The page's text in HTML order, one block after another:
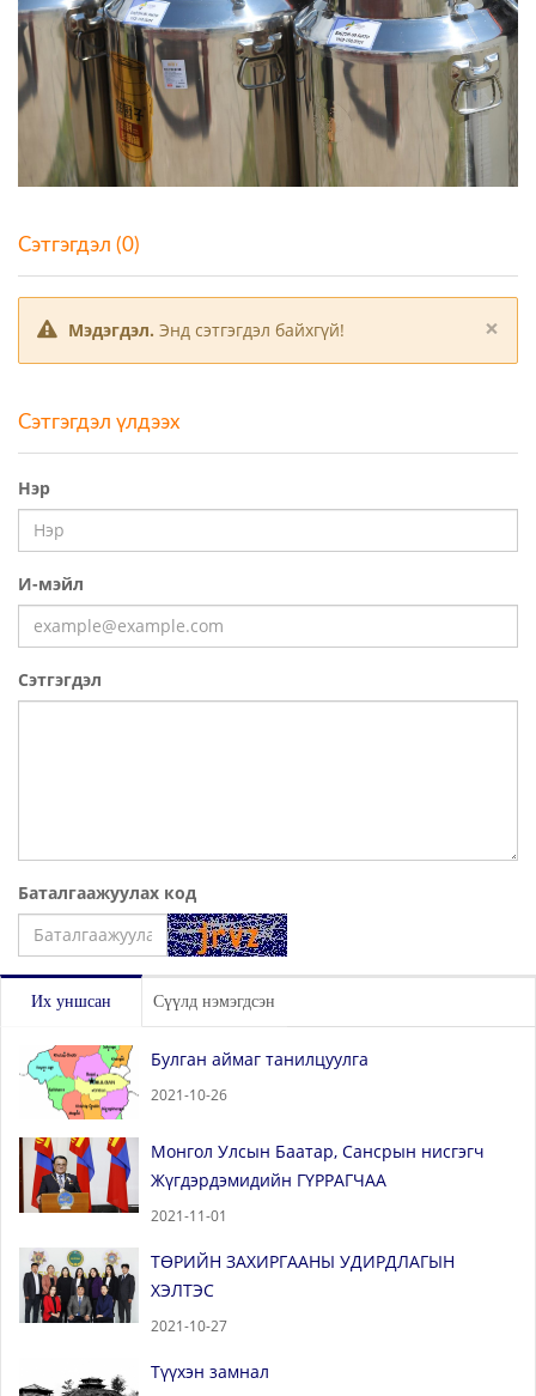
Сэтгэгдэл (0)
×
Мэдэгдэл. Энд сэтгэгдэл байхгүй!
Сэтгэгдэл үлдээх
Нэр
И-мэйл
Сэтгэгдэл
Баталгаажуулах код
Их уншсан Сүүлд нэмэгдсэн
Булган аймаг танилцуулга
2021-10-26
Монгол Улсын Баатар, Сансрын нисгэгч
Жүгдэрдэмидийн ГҮРРАГЧАА
2021-11-01
ТӨРИЙН ЗАХИРГААНЫ УДИРДЛАГЫН
ХЭЛТЭС
2021-10-27
Түүхэн замнал